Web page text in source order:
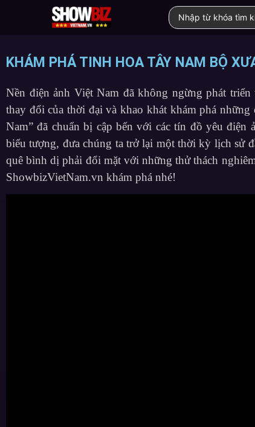
KHÁM PHÁ TINH HOA TÂY NAM BỘ
Nền điện ảnh Việt Nam đã không ngừng phát
thay đổi của thời đại và khao khát khám phá
Nam” đã chuẩn bị cập bến với các tín đồ yêu
biểu tượng, đưa chúng ta trở lại một thời kỳ lịch sử
quê bình dị phải đổi mặt với những thử thách
ShowbizVietNam.vn khám phá nhé!